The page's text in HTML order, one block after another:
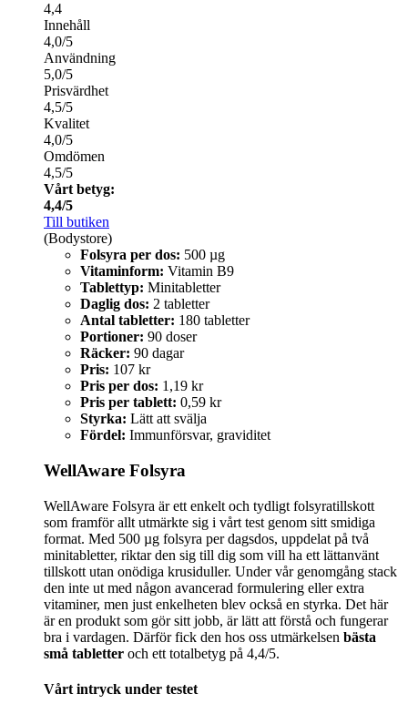
4,4
Innehåll
4,0/5
Användning
5,0/5
Prisvärdhet
4,5/5
Kvalitet
4,0/5
Omdömen
4,5/5
Vårt betyg:
4,4/5
Till butiken
(Bodystore)
Folsyra per dos: 500 µg
Vitaminform: Vitamin B9
Tablettyp: Minitabletter
Daglig dos: 2 tabletter
Antal tabletter: 180 tabletter
Portioner: 90 doser
Räcker: 90 dagar
Pris: 107 kr
Pris per dos: 1,19 kr
Pris per tablett: 0,59 kr
Styrka: Lätt att svälja
Fördel: Immunförsvar, graviditet
WellAware Folsyra
WellAware Folsyra är ett enkelt och tydligt folsyratillskott
som framför allt utmärkte sig i vårt test genom sitt smidiga
format. Med 500 µg folsyra per dagsdos, uppdelat på två
minitabletter, riktar den sig till dig som vill ha ett lättanvänt
tillskott utan onödiga krusiduller. Under vår genomgång stack
den inte ut med någon avancerad formulering eller extra
vitaminer, men just enkelheten blev också en styrka. Det här
är en produkt som gör sitt jobb, är lätt att förstå och fungerar
bra i vardagen. Därför fick den hos oss utmärkelsen bästa
små tabletter och ett totalbetyg på 4,4/5.
Vårt intryck under testet